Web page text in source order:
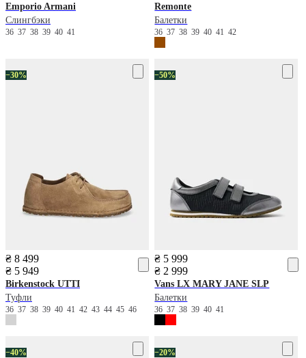
Emporio Armani
Слингбэки
36 37 38 39 40 41
Remonte
Балетки
36373839404142
−30%
₴ 8 499
₴ 5 949
Birkenstock UTTI
Туфли
36 37 38 39 40 41 42 43 44 45 46
−50%
₴ 5 999
₴ 2 999
Vans LX MARY JANE SLP
Балетки
363738394041
−40% −20%